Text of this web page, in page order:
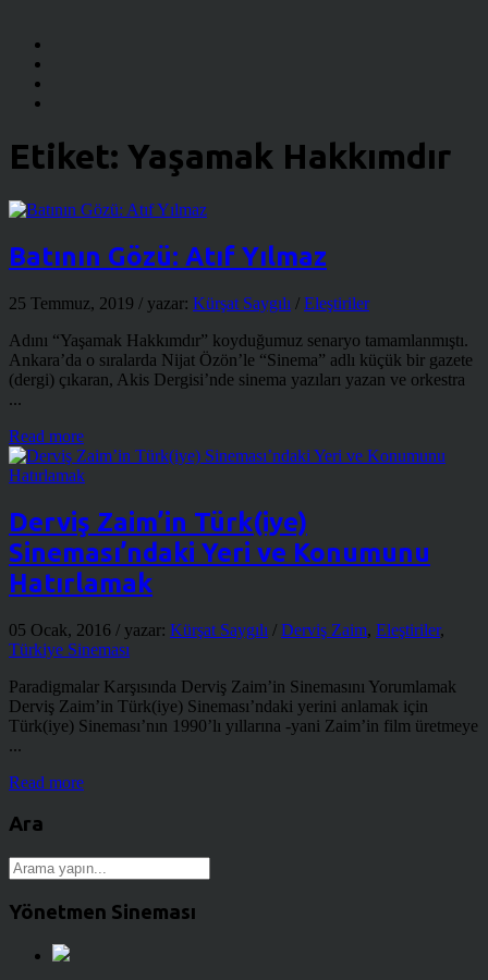
Etiket: Yaşamak Hakkımdır
Batının Gözü: Atıf Yılmaz
25 Temmuz, 2019 / yazar: Kürşat Saygılı / Eleştiriler
Adını “Yaşamak Hakkımdır” koyduğumuz senaryo tamamlanmıştı.
Ankara’da o sıralarda Nijat Özön’le “Sinema” adlı küçük bir gazete
(dergi) çıkaran, Akis Dergisi’nde sinema yazıları yazan ve orkestra
...
Read more
Derviş Zaim’in Türk(iye)
Sineması’ndaki Yeri ve Konumunu
Hatırlamak
05 Ocak, 2016 / yazar: Kürşat Saygılı / Derviş Zaim, Eleştiriler,
Türkiye Sineması
Paradigmalar Karşısında Derviş Zaim’in Sinemasını Yorumlamak
Derviş Zaim’in Türk(iye) Sineması’ndaki yerini anlamak için
Türk(iye) Sineması’nın 1990’lı yıllarına -yani Zaim’in film üretmeye
...
Read more
Ara
Yönetmen Sineması